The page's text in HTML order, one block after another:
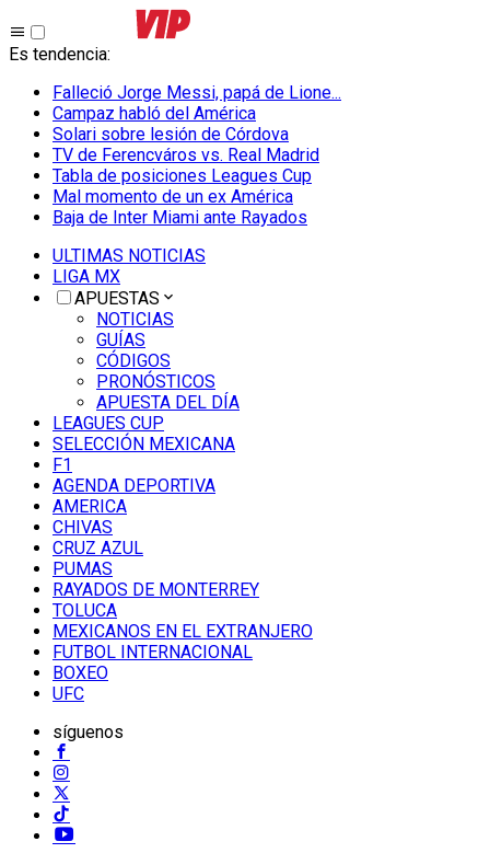
Es tendencia:
Falleció Jorge Messi, papá de Lione...
Campaz habló del América
Solari sobre lesión de Córdova
TV de Ferencváros vs. Real Madrid
Tabla de posiciones Leagues Cup
Mal momento de un ex América
Baja de Inter Miami ante Rayados
ULTIMAS NOTICIAS
LIGA MX
APUESTAS
NOTICIAS
GUÍAS
CÓDIGOS
PRONÓSTICOS
APUESTA DEL DÍA
LEAGUES CUP
SELECCIÓN MEXICANA
F1
AGENDA DEPORTIVA
AMERICA
CHIVAS
CRUZ AZUL
PUMAS
RAYADOS DE MONTERREY
TOLUCA
MEXICANOS EN EL EXTRANJERO
FUTBOL INTERNACIONAL
BOXEO
UFC
síguenos